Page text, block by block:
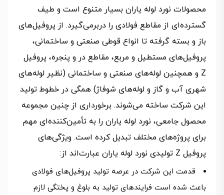
محصولات نورد لوله یاران بسیار متنوع است و طیف
گسترده‌ای از مقاطع فولادی را دربرمی‌گیرد. از پروفیل‌های
باز و بسته گرفته تا انواع قوطی صنعتی و ساختمانی،
پروفیل‌های مستطیل و مربع، مقاطع در و پنجره، پروفیل
Z و همچنین لوله‌های صنعتی و ساختمانی (نظیر لوله‌های
شهری آب و گاز و لوله‌های شوفاژ) همگی در خطوط تولید
این شرکت ساخته می‌شوند. برخورداری از چنین مجموعه
محصول جامعی، نورد لوله یاران را به تأمین‌کننده‌ای مهم
برای پروژه‌های مختلف تبدیل کرده است. ویژگی‌های
پروفیل Z تولیدی نورد لوله یاران عبارت‌اند از:
قدمت این شرکت در عرصه تولید پروفیل‌های فولادی
باعث شده است فرایندهای تولید به بلوغ و پختگی لازم